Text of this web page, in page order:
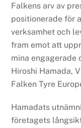
Falkens arv av
positionerade för
verksamhet och
fram emot att
mina engagerade
Hiroshi Hamada,
Falken Tyre
Hamadats
företagets